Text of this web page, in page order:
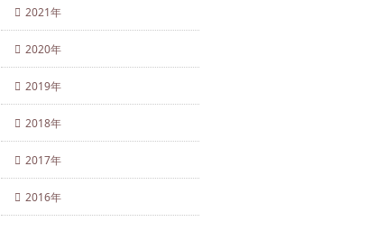
2021年
2020年
2019年
2018年
2017年
2016年